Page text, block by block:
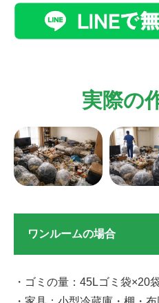
実際の
ワンルームの場合
・ゴミの量：45Lゴミ袋×20